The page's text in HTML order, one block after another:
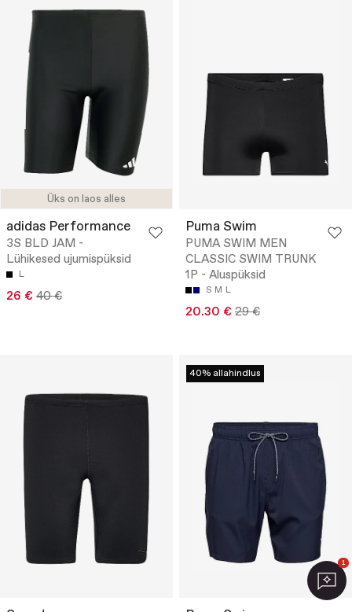
Üks on laos alles
adidas Performance
3S BLD JAM -
Lühikesed ujumispüksid
L
26 € 40 €
Puma Swim
PUMA SWIM MEN
CLASSIC SWIM TRUNK
1P - Aluspüksid
S M L
20.30 € 29 €
40% allahindlus
1